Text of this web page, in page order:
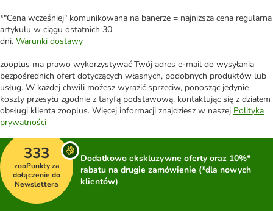
*"Cena wcześniej" komunikowana na banerze = najniższa cena regularna
artykułu w ciągu ostatnich 30
dni. Warunki dostawy
zooplus ma prawo wykorzystywać Twój adres e-mail do wysyłania
bezpośrednich ofert dotyczących własnych, podobnych produktów lub
usług. W każdej chwili możesz wyrazić sprzeciw, ponosząc jedynie
koszty przesyłu zgodnie z taryfą podstawową, kontaktując się z działem
obsługi klienta zooplus. Więcej informacji znajdziesz w naszej Polityka
prywatności
333
zooPunkty za
dołączenie do
Newslettera
Dodatkowo ekskluzywne oferty oraz 10%*
rabatu na drugie zamówienie (*dla nowych
klientów)